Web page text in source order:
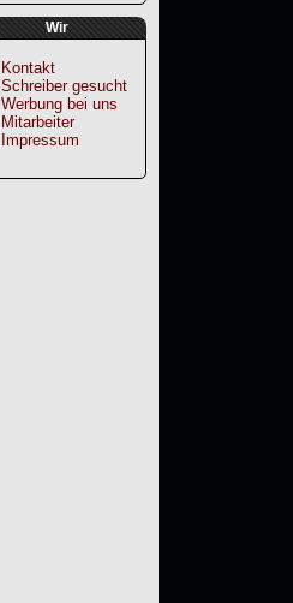
Wir
Kontakt
Schreiber gesucht
Werbung bei uns
Mitarbeiter
Impressum